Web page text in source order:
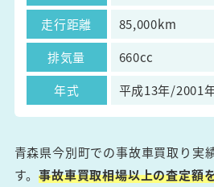
走行距離
85,000km
排気量
660cc
年式
平成13年/2001
青森県今別町での事故車買取り実
す。事故車買取相場以上の査定額